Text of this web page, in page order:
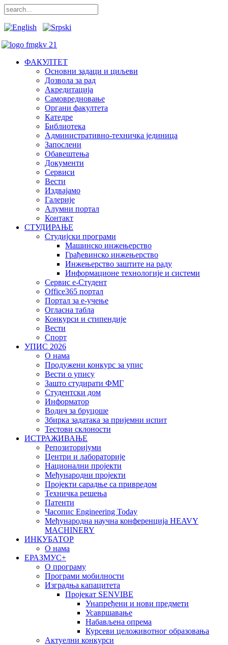
ФАКУЛТЕТ
Основни задаци и циљеви
Дозвола за рад
Акредитација
Самовредновање
Органи факултета
Катедре
Библиотека
Административно-техничка јединица
Запослени
Обавештења
Документи
Сервиси
Вести
Издвајамо
Галерије
Алумни портал
Контакт
СТУДИРАЊЕ
Студијски програми
Машинско инжењерство
Грађевинско инжењерство
Инжењерство заштите на раду
Информационе технологије и системи
Сервис е-Студент
Office365 портал
Портал за е-учење
Огласна табла
Конкурси и стипендије
Вести
Спорт
УПИС 2026
О нама
Продужени конкурс за упис
Вести о упису
Зашто студирати ФМГ
Студентски дом
Информатор
Водич за бруцоше
Збиркa задатака за пријемни испит
Тестови склоности
ИСТРАЖИВАЊЕ
Репозиторијуми
Центри и лабораторије
Национални пројекти
Међународни пројекти
Пројекти сарадње са привредом
Техничка решења
Патенти
Часопис Engineering Today
Међународна научна конференција HEAVY
MACHINERY
ИНКУБАТОР
О нама
EРАЗМУС+
О програму
Програми мобилности
Изградња капацитета
Пројекат SENVIBE
Унапређени и нови предмети
Усавршавање
Набављена опрема
Курсеви целоживотног образовања
Актуелни конкурси